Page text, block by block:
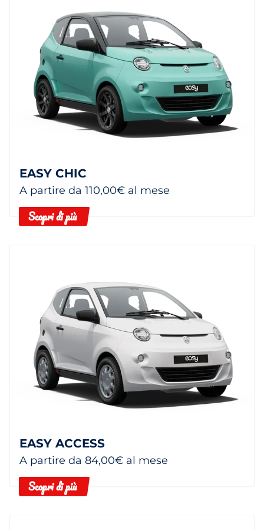
EASY CHIC
A partire da 110,00€ al mese
Scopri di più
EASY ACCESS
A partire da 84,00€ al mese
Scopri di più